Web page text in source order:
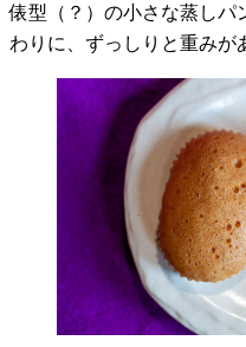
俵型（？）の小さな蒸しパ
わりに、ずっしりと重みが